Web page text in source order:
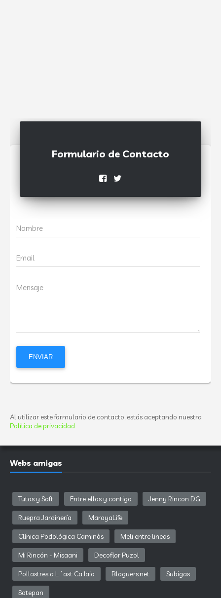
Formulario de Contacto
Nombre
Email
Mensaje
Al utilizar este formulario de contacto, estás aceptando nuestra
Política de privacidad
Webs amigas
Tutos y Soft Entre ellos y contigo Jenny Rincon DG
Ruepra Jardinería MarayaLife
Clínica Podológica Caminàs Meli entre lineas
Mi Rincón - Misaani Decoflor Puzol
Pollastres a L´ast Ca Iaio Bloguers.net Subigas
Sotepan